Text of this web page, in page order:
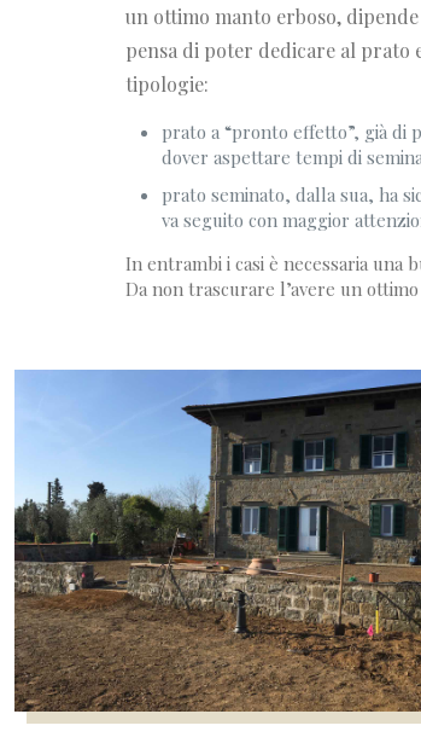
un ottimo manto erboso,
pensa di poter dedicare al
tipologie:
prato a “pronto effetto”, già di
dover aspettare tempi di
prato seminato, dalla sua, ha
va seguito con maggior
In entrambi i casi è necessaria
Da non trascurare l’avere un